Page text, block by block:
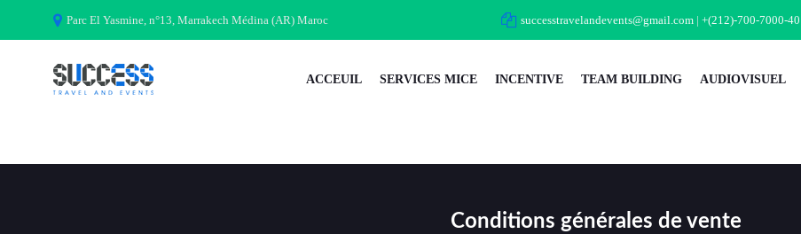
Parc El Yasmine, n°13, Marrakech Médina (AR) Maroc successtravelandevents@gmail.com | +(212)-700-7000-40
ACCEUIL SERVICES MICE INCENTIVE TEAM BUILDING AUDIOVISUEL
Conditions générales de vente